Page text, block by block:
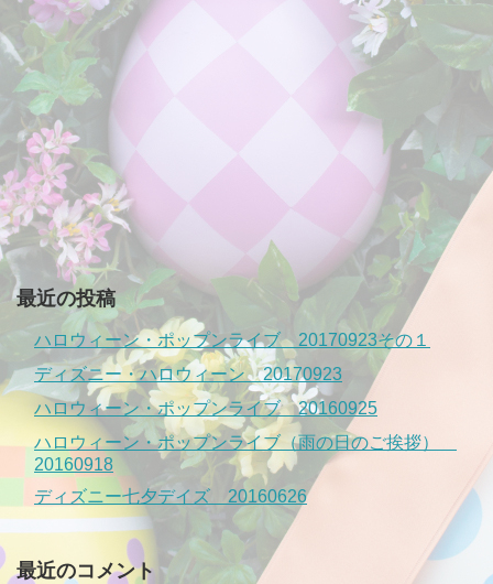
最近の投稿
ハロウィーン・ポップンライブ 20170923その１
ディズニー・ハロウィーン 20170923
ハロウィーン・ポップンライブ 20160925
ハロウィーン・ポップンライブ（雨の日のご挨拶）
20160918
ディズニー七夕デイズ 20160626
最近のコメント